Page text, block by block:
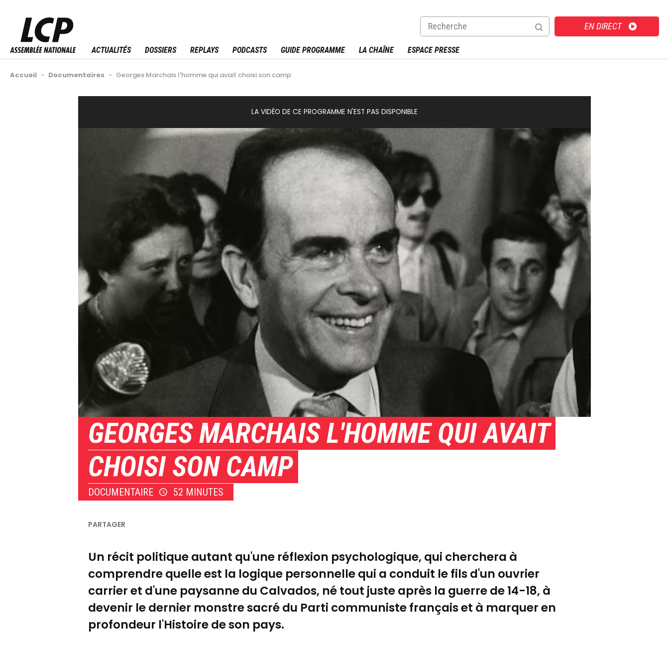
contenu
principal
EN DIRECT
ACTUALITÉS DOSSIERS REPLAYS PODCASTS GUIDE PROGRAMME LA CHAÎNE ESPACE PRESSE
Fil
Accueil - Documentaires - Georges Marchais l'homme qui avait choisi son camp
LA VIDÉO DE CE PROGRAMME N'EST PAS DISPONIBLE
GEORGES MARCHAIS L'HOMME QUI AVAIT
CHOISI SON CAMP
DOCUMENTAIRE 52 MINUTES
Un récit politique autant qu'une réflexion psychologique, qui cherchera à
comprendre quelle est la logique personnelle qui a conduit le fils d'un ouvrier
carrier et d'une paysanne du Calvados, né tout juste après la guerre de 14-18, à
devenir le dernier monstre sacré du Parti communiste français et à marquer en
profondeur l'Histoire de son pays.